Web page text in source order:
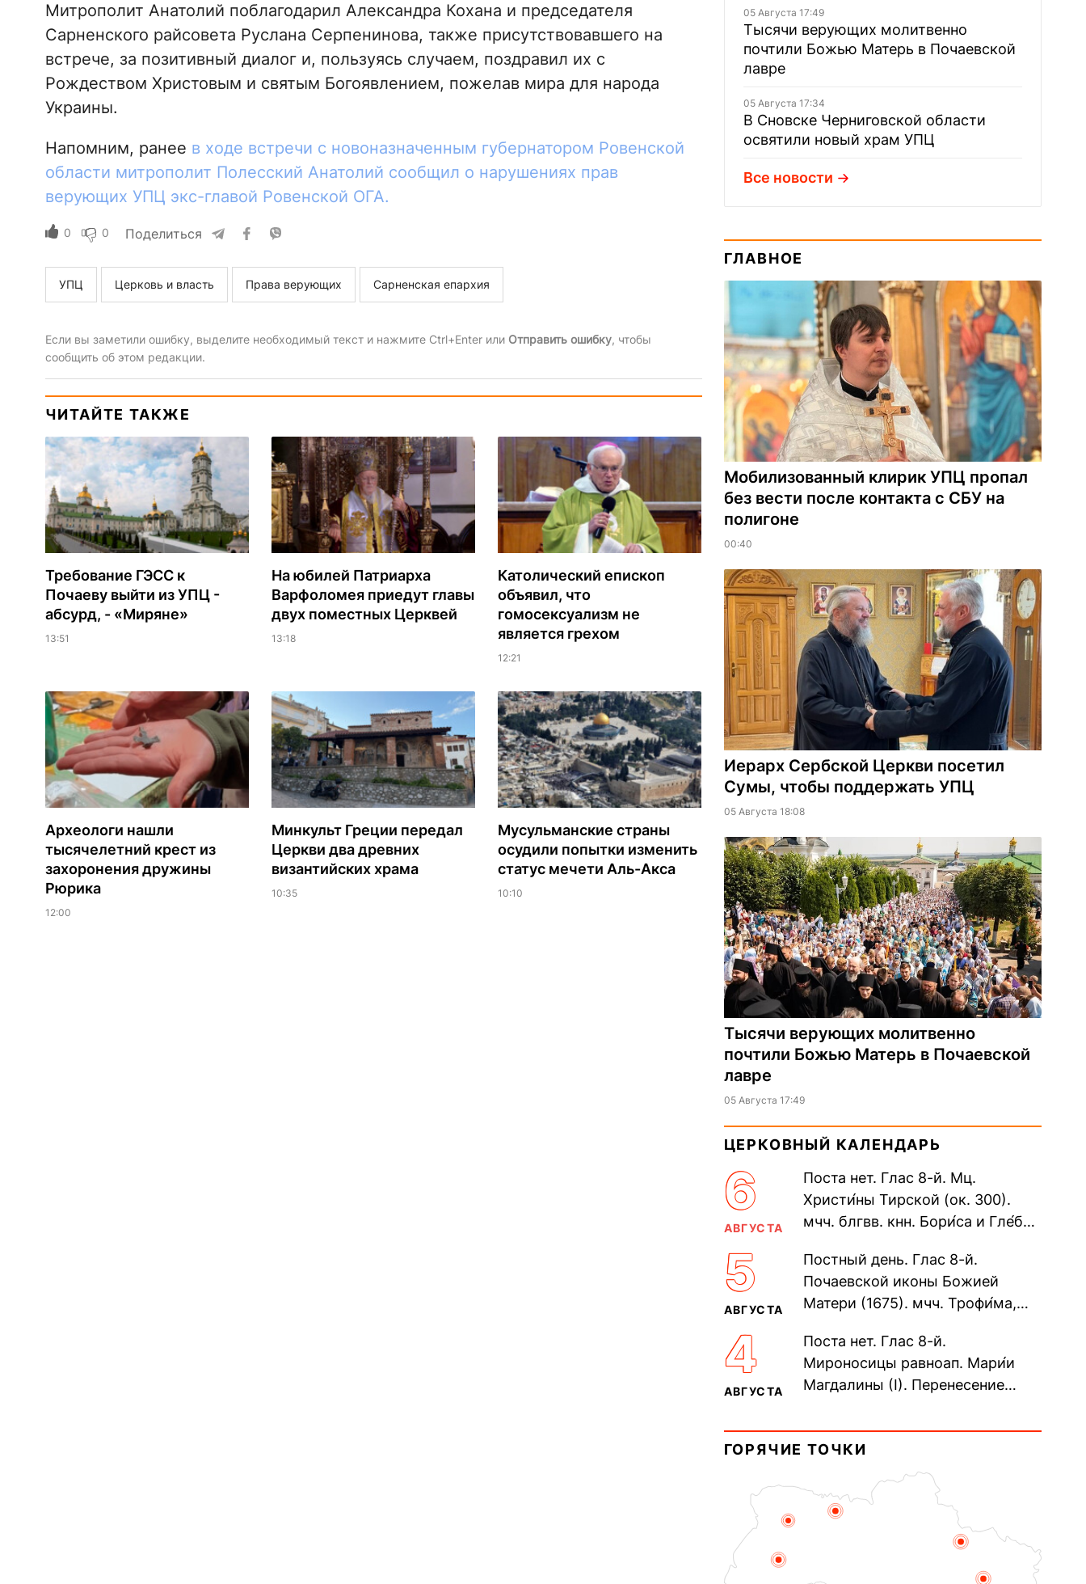
Митрополит Анатолий поблагодарил Александра Кохана и председателя
Сарненского райсовета Руслана Серпенинова, также присутствовавшего на
встрече, за позитивный диалог и, пользуясь случаем, поздравил их с
Рождеством Христовым и святым Богоявлением, пожелав мира для народа
Украины.
Напомним, ранее в ходе встречи с новоназначенным губернатором Ровенской
области митрополит Полесский Анатолий сообщил о нарушениях прав
верующих УПЦ экс-главой Ровенской ОГА.
0 0 Поделиться
УПЦ Церковь и власть Права верующих Сарненская епархия
Если вы заметили ошибку, выделите необходимый текст и нажмите Ctrl+Enter или Отправить ошибку, чтобы
сообщить об этом редакции.
ЧИТАЙТЕ ТАКЖЕ
Требование ГЭСС к
Почаеву выйти из УПЦ -
абсурд, - «Миряне»
13:51
На юбилей Патриарха
Варфоломея приедут главы
двух поместных Церквей
13:18
Католический епископ
объявил, что
гомосексуализм не
является грехом
12:21
Археологи нашли
тысячелетний крест из
захоронения дружины
Рюрика
12:00
Минкульт Греции передал
Церкви два древних
византийских храма
10:35
Мусульманские страны
осудили попытки изменить
статус мечети Аль-Акса
10:10
05 Августа 17:49
Тысячи верующих молитвенно
почтили Божью Матерь в Почаевской
лавре
05 Августа 17:34
В Сновске Черниговской области
освятили новый храм УПЦ
Все новости
ГЛАВНОЕ
Мобилизованный клирик УПЦ пропал
без вести после контакта с СБУ на
полигоне
00:40
Иерарх Сербской Церкви посетил
Сумы, чтобы поддержать УПЦ
05 Августа 18:08
Тысячи верующих молитвенно
почтили Божью Матерь в Почаевской
лавре
05 Августа 17:49
ЦЕРКОВНЫЙ КАЛЕНДАРЬ
6
АВГУСТА
Поста нет. Глас 8-й. Мц.
Христи́ны Тирской (ок. 300).
мчч. блгвв. кнн. Бори́са и Гле́ба,
Дави́да (1015). Прп....
5
АВГУСТА
Постный день. Глас 8-й.
Почаевской иконы Божией
Матери (1675). мчч. Трофи́ма,
мучеников (284–305). прав.
воина Фео́дора...
4
АВГУСТА
Поста нет. Глас 8-й.
Мироносицы равноап. Мари́и
Магдалины (I). Перенесение
Синопского (403–404). Прп.
Корни́лия...
ГОРЯЧИЕ ТОЧКИ